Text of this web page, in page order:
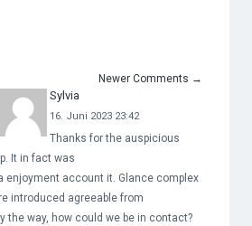
Newer Comments →
Sylvia
16. Juni 2023 23:42
Thanks for the auspicious
It in fact was
enjoyment account it. Glance complex
introduced agreeable from
the way, how could we be in contact?